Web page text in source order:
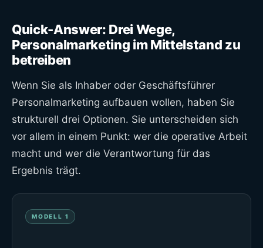
Quick-Answer: Drei Wege,
Personalmarketing im Mittelstand zu
betreiben
Wenn Sie als Inhaber oder Geschäftsführer
Personalmarketing aufbauen wollen, haben Sie
strukturell drei Optionen. Sie unterscheiden sich
vor allem in einem Punkt: wer die operative Arbeit
macht und wer die Verantwortung für das
Ergebnis trägt.
MODELL 1